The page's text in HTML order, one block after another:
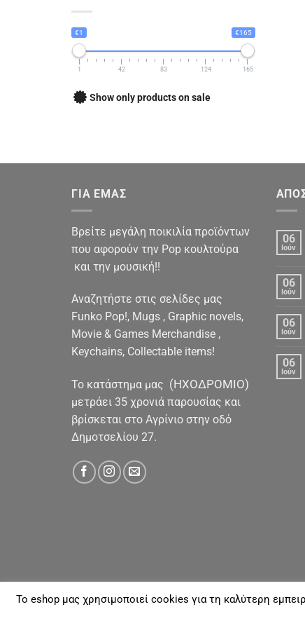
€1 €165
1 42 83 124 165
Show only products on sale
ΓΙΑ ΕΜΑΣ
Βρείτε μεγάλη ποικιλία προϊόντων
που αφορούν την Pop κουλτούρα
και την μουσική!!
Αναζητήστε στις σελίδες μας
Funko Pop!, Mugs , Graphic novels,
Movie & Games Merchandise ,
Keychains, Collectable items!
To κατάστημα μας (ΗΧΟΔΡΟΜΙΟ)
μετράει 35 χρονιά παρουσίας και
βρίσκεται στο Αγρίνιο στην οδό
Δημοτσελίου 27.
06
Ιούν
06
Ιούν
06
Ιούν
06
Ιούν
ΓΙΑ ΕΜΆΣ ΑΠΟΣΤΟΛΈΣ & ΠΛΗΡΩΜΈΣ ΕΠΙΚΟΙΝΩΝΊΑ
To eshop μας χρησιμοποιεί cookies για τη καλύτερη